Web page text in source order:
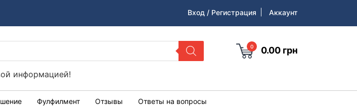
Вход / Регистрация Аккаунт
0 0.00 грн
информацией!
Фулфилмент Отзывы Ответы на вопросы